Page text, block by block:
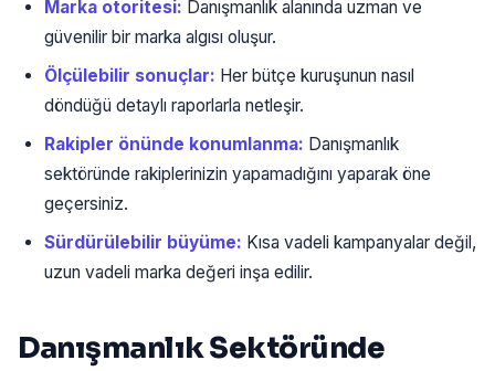
Marka otoritesi: Danışmanlık alanında uzman ve
güvenilir bir marka algısı oluşur.
Ölçülebilir sonuçlar: Her bütçe kuruşunun nasıl
döndüğü detaylı raporlarla netleşir.
Rakipler önünde konumlanma: Danışmanlık
sektöründe rakiplerinizin yapamadığını yaparak öne
geçersiniz.
Sürdürülebilir büyüme: Kısa vadeli kampanyalar değil,
uzun vadeli marka değeri inşa edilir.
Danışmanlık Sektöründe